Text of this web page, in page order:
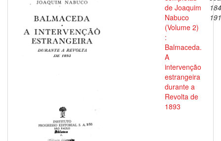
de Joaquim
Nabuco
(Volume 2)
:
Balmaceda.
A
intervenção
estrangeira
durante a
Revolta de
1893